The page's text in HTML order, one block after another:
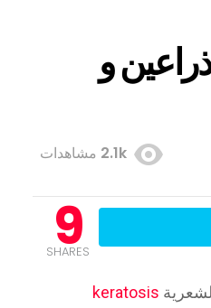
و
2.1k مشاهدات
9
SHARES
keratosis